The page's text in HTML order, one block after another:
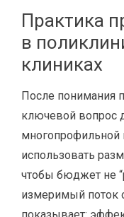
Практика
в
клиниках
После понимания
ключевой вопрос
многопрофильной
использовать
чтобы бюджет не
измеримый поток